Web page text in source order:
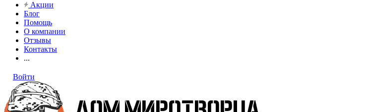
Акции
Блог
Помощь
О компании
Отзывы
Контакты
...
Войти